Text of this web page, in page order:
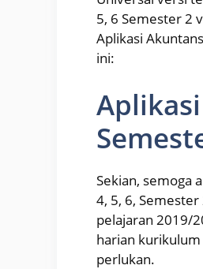
5, 6 Semester 2
Aplikasi
ini:
Sekian, semoga
4, 5, 6,
pelajaran 2019/
harian kurikulum
perlukan.